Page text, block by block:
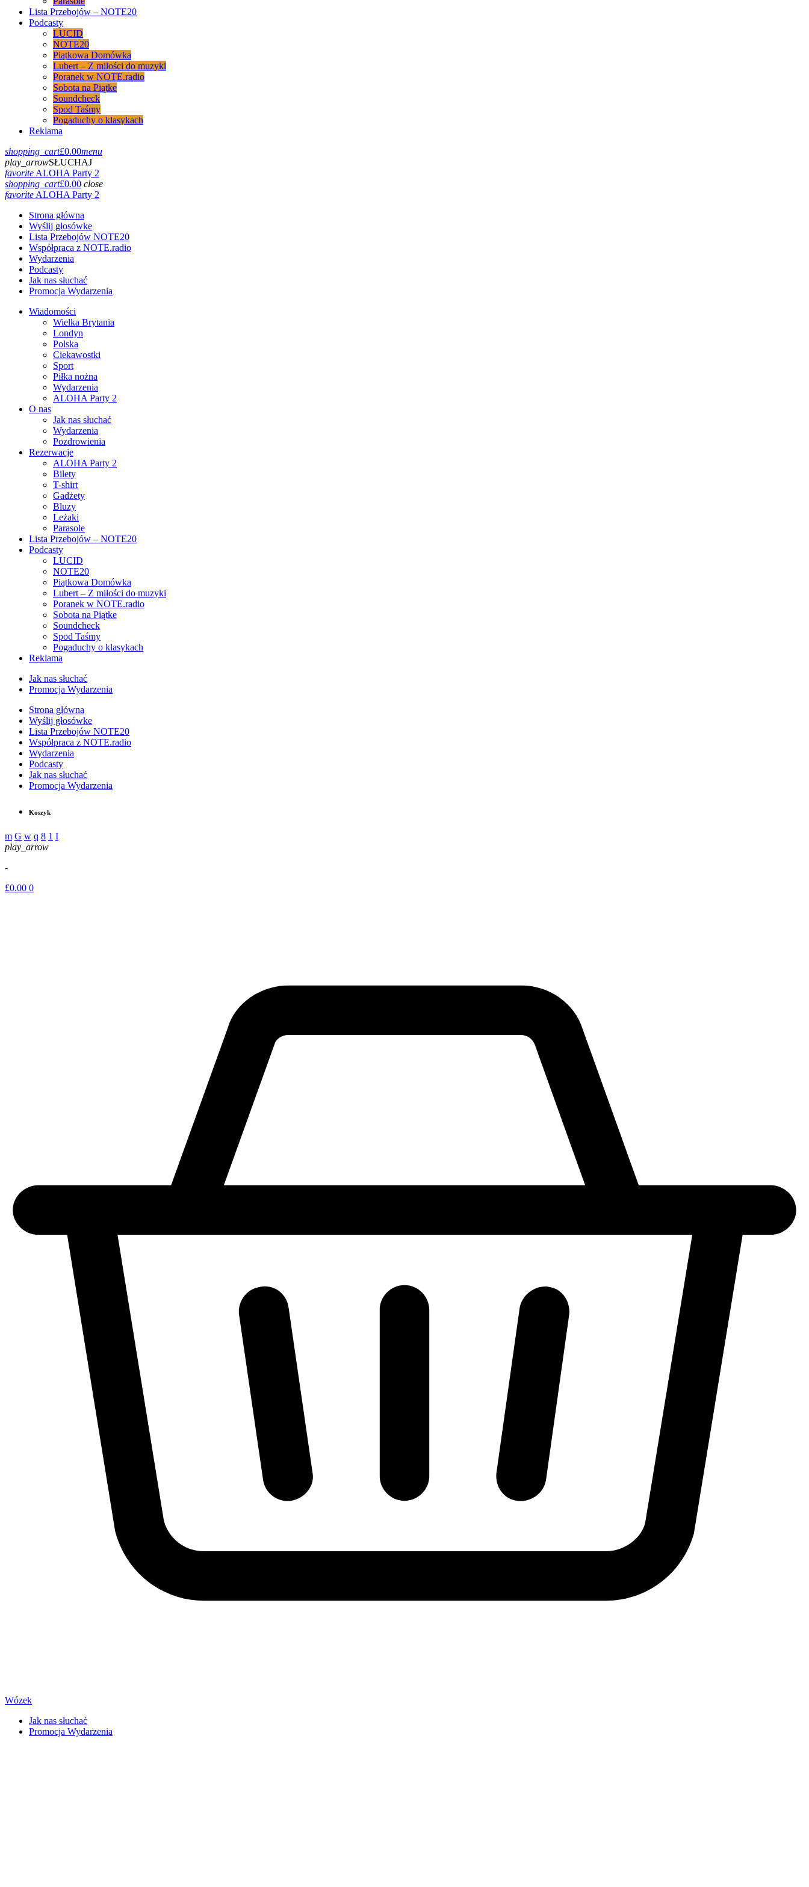
Lista Przebojów – NOTE20
Podcasty
LUCID
NOTE20
Piątkowa Domówka
Lubert – Z miłości do muzyki
Poranek w NOTE.radio
Sobota na Piątke
Soundcheck
Spod Taśmy
Pogaduchy o klasykach
Reklama
shopping_cart£0.00menu
play_arrowSŁUCHAJ
favoriteALOHA Party 2
shopping_cart£0.00 close
favoriteALOHA Party 2
Strona główna
Wyślij głosówke
Lista Przebojów NOTE20
Współpraca z NOTE.radio
Wydarzenia
Podcasty
Jak nas słuchać
Promocja Wydarzenia
Wiadomości
Wielka Brytania
Londyn
Polska
Ciekawostki
Sport
Piłka nożna
Wydarzenia
ALOHA Party 2
O nas
Jak nas słuchać
Wydarzenia
Pozdrowienia
Rezerwacje
ALOHA Party 2
Bilety
T-shirt
Gadżety
Bluzy
Leżaki
Parasole
Lista Przebojów – NOTE20
Podcasty
LUCID
NOTE20
Piątkowa Domówka
Lubert – Z miłości do muzyki
Poranek w NOTE.radio
Sobota na Piątke
Soundcheck
Spod Taśmy
Pogaduchy o klasykach
Reklama
Jak nas słuchać
Promocja Wydarzenia
Strona główna
Wyślij głosówke
Lista Przebojów NOTE20
Współpraca z NOTE.radio
Wydarzenia
Podcasty
Jak nas słuchać
Promocja Wydarzenia
Koszyk
play_arrow
-
£0.00 0
Wózek
Jak nas słuchać
Promocja Wydarzenia